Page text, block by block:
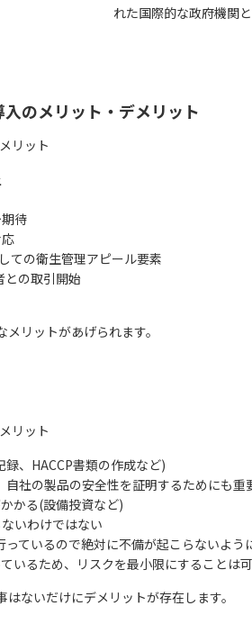
れた国際的な政府機関
のメリット・デメリット
リット
待
ての衛生管理アピール要素
との取引開始
リットがあげられます。
リット
、HACCP書類の作成など)
自社の製品の安全性を証明するためにも重
かる(設備投資など)
いわけではない
ているので絶対に不備が起こらないよう
いるため、リスクを最小限にすることは
ないだけにデメリットが存在します。